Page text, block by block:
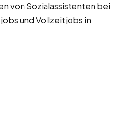
von Sozialassistenten bei
und Vollzeitjobs in